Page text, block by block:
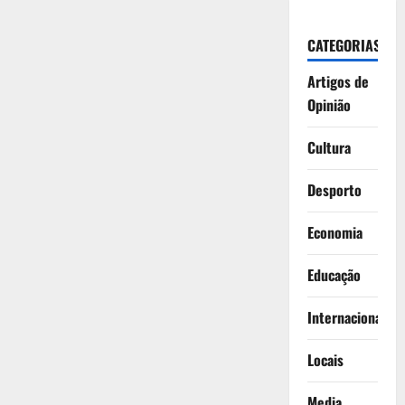
CATEGORIAS
Artigos de
Opinião
Cultura
Desporto
Economia
Educação
Internacionais
Locais